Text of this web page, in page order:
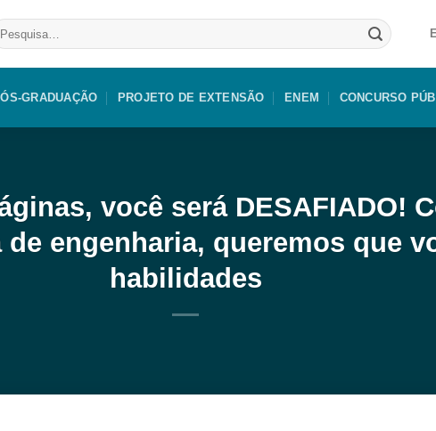
GRADUAÇÃO PROJETO DE EXTENSÃO ENEM CONCURSO
você será DESAFIADO!
engenharia, queremos que
habilidades